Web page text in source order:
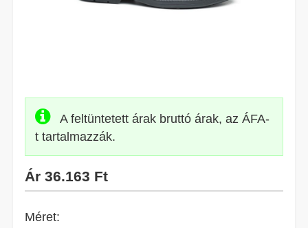
A feltüntetett árak bruttó árak, az ÁFA-
t tartalmazzák.
Ár36.163 Ft
Méret: